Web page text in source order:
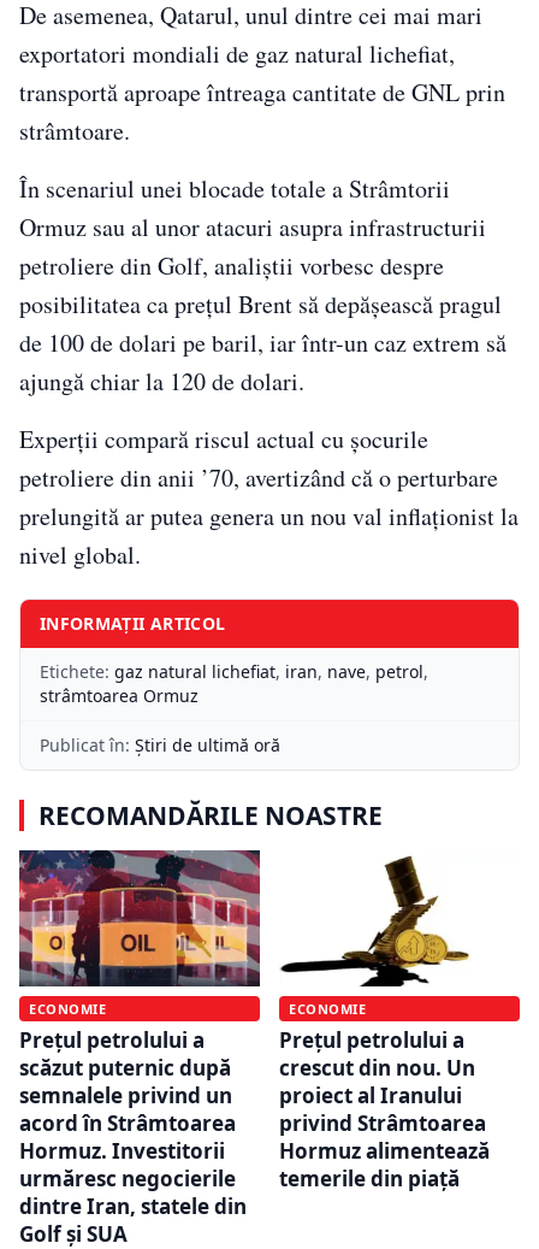
De asemenea, Qatarul, unul dintre cei mai mari
exportatori mondiali de gaz natural lichefiat,
transportă aproape întreaga cantitate de GNL prin
strâmtoare.
În scenariul unei blocade totale a Strâmtorii
Ormuz sau al unor atacuri asupra infrastructurii
petroliere din Golf, analiștii vorbesc despre
posibilitatea ca prețul Brent să depășească pragul
de 100 de dolari pe baril, iar într-un caz extrem să
ajungă chiar la 120 de dolari.
Experții compară riscul actual cu șocurile
petroliere din anii ’70, avertizând că o perturbare
prelungită ar putea genera un nou val inflaționist la
nivel global.
INFORMAȚII ARTICOL
Etichete: gaz natural lichefiat, iran, nave, petrol,
strâmtoarea Ormuz
Publicat în: Știri de ultimă oră
RECOMANDĂRILE NOASTRE
ECONOMIE
Prețul petrolului a
scăzut puternic după
semnalele privind un
acord în Strâmtoarea
Hormuz. Investitorii
urmăresc negocierile
dintre Iran, statele din
Golf și SUA
ECONOMIE
Prețul petrolului a
crescut din nou. Un
proiect al Iranului
privind Strâmtoarea
Hormuz alimentează
temerile din piață